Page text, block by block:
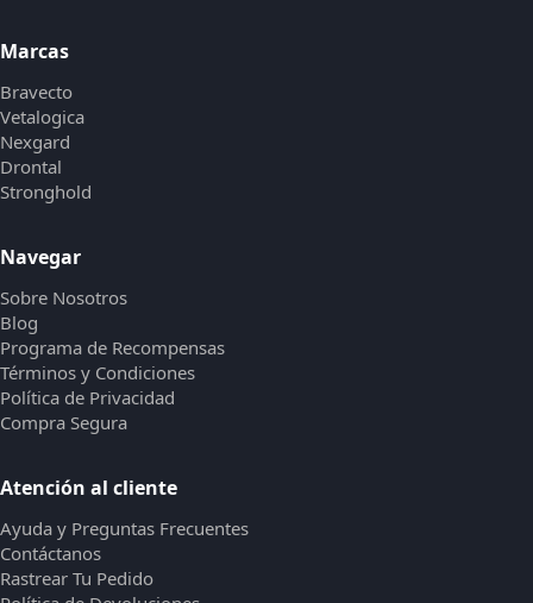
Marcas
Bravecto
Vetalogica
Nexgard
Drontal
Stronghold
Navegar
Sobre Nosotros
Blog
Programa de Recompensas
Términos y Condiciones
Política de Privacidad
Compra Segura
Atención al cliente
Ayuda y Preguntas Frecuentes
Contáctanos
Rastrear Tu Pedido